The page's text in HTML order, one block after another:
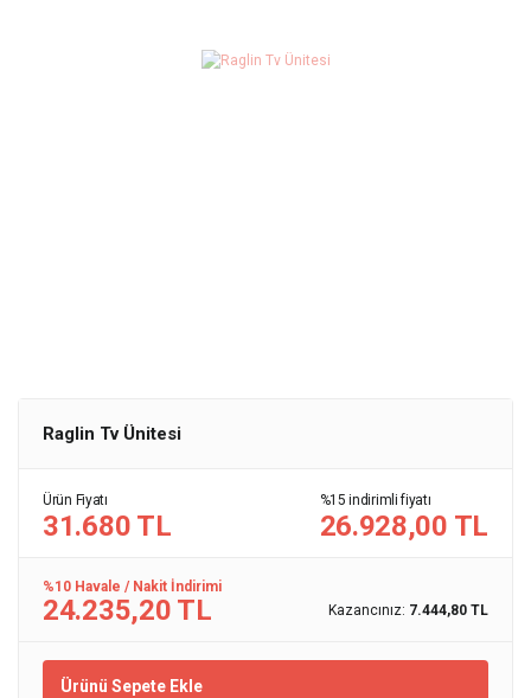
Raglin Tv Ünitesi
Ürün Fiyatı
31.680 TL
%15 indirimli fiyatı
26.928,00 TL
%10 Havale / Nakit İndirimi
24.235,20 TL Kazancınız: 7.444,80 TL
Ürünü Sepete Ekle